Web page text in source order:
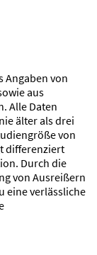
Angaben von
aus
Alle Daten
älter als drei
von
differenziert
Durch die
von Ausreißern
eine verlässliche